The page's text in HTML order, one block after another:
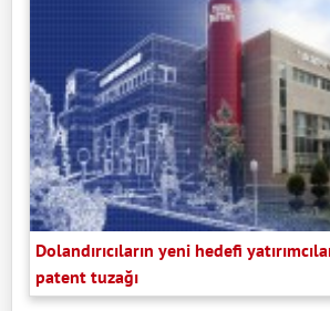
Dolandırıcıların yeni hedefi
patent tuzağı